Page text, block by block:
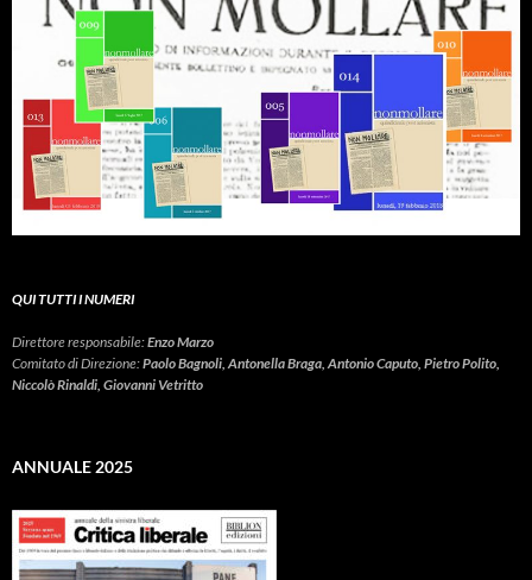
QUI TUTTI I NUMERI
Direttore responsabile:Enzo Marzo
Comitato di Direzione:Paolo Bagnoli, Antonella Braga, Antonio Caputo, Pietro Polito,
Niccolò Rinaldi, Giovanni Vetritto
ANNUALE 2025